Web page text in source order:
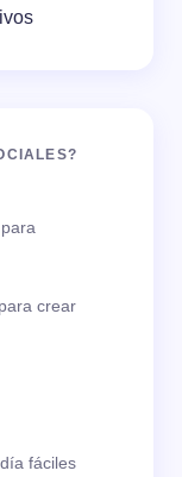
crear
fáciles